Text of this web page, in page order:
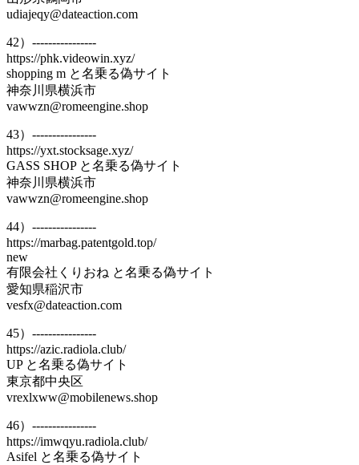
udiajeqy@dateaction.com
42）----------------
https://phk.videowin.xyz/
shopping m と名乗る偽サイト
神奈川県横浜市
vawwzn@romeengine.shop
43）----------------
https://yxt.stocksage.xyz/
GASS SHOP と名乗る偽サイト
神奈川県横浜市
vawwzn@romeengine.shop
44）----------------
https://marbag.patentgold.top/
new
有限会社くりおね と名乗る偽サイト
愛知県稲沢市
vesfx@dateaction.com
45）----------------
https://azic.radiola.club/
UP と名乗る偽サイト
東京都中央区
vrexlxww@mobilenews.shop
46）----------------
https://imwqyu.radiola.club/
Asifel と名乗る偽サイト